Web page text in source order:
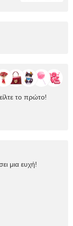
το πρώτο!
μια ευχή!